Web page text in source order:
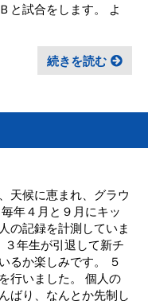
と試合をします。 よ
続きを読む
天候に恵まれ、グラウ
年４月と９月にキッ
の記録を計測していま
年生が引退して新チ
るか楽しみです。 ５
行いました。 個人の
ばり、なんとか先制し